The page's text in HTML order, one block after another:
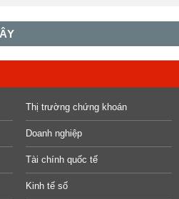
Thị trường chứng khoán
Doanh nghiệp
Tài chính quốc tế
Kinh tế số